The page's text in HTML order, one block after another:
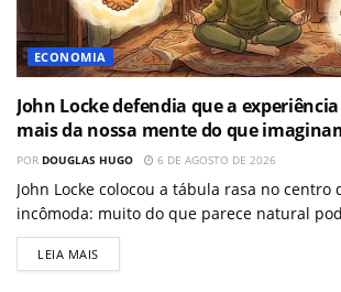
ECONOMIA
John Locke defendia que a
mais da nossa mente do que
POR DOUGLAS HUGO 6 DE AGOSTO DE 2026
John Locke colocou a tábula rasa no centro
incômoda: muito do que parece natural
LEIA MAIS